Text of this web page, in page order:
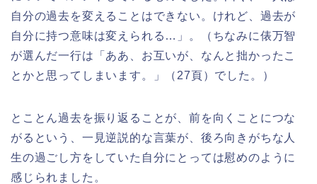
自分の過去を変えることはできない。けれど、過去が
自分に持つ意味は変えられる…」。（ちなみに俵万智
が選んだ一行は「ああ、お互いが、なんと拙かったこ
とかと思ってしまいます。」（ 27頁）でした。）
とことん過去を振り返ることが、前を向くことにつな
がるという、一見逆説的な言葉が、後ろ向きがちな人
生の過ごし方をしていた自分にとっては慰めのように
感じられました。